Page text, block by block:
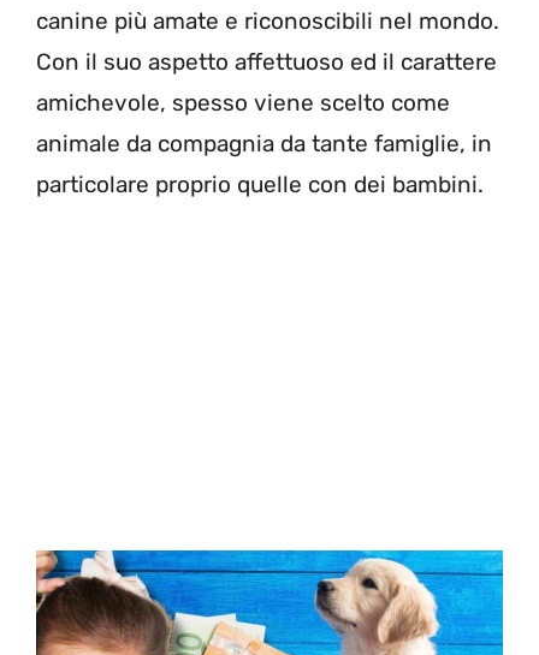
canine più amate e riconoscibili nel mondo.
Con il suo aspetto affettuoso ed il carattere
amichevole, spesso viene scelto come
animale da compagnia da tante famiglie, in
particolare proprio quelle con dei bambini.